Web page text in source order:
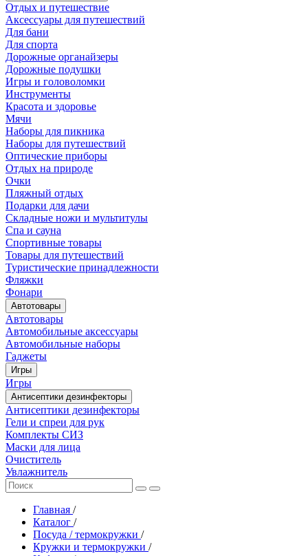
Отдых и путешествие
Аксессуары для путешествий
Для бани
Для спорта
Дорожные органайзеры
Дорожные подушки
Игры и головоломки
Инструменты
Красота и здоровье
Мячи
Наборы для пикника
Наборы для путешествий
Оптические приборы
Отдых на природе
Очки
Пляжный отдых
Подарки для дачи
Складные ножи и мультитулы
Спа и сауна
Спортивные товары
Товары для путешествий
Туристические принадлежности
Фляжки
Фонари
Автотовары
Автотовары
Автомобильные аксессуары
Автомобильные наборы
Гаджеты
Игры
Игры
Антисептики дезинфекторы
Антисептики дезинфекторы
Гели и спреи для рук
Комплекты СИЗ
Маски для лица
Очиститель
Увлажнитель
Главная /
Каталог /
Посуда / термокружки /
Кружки и термокружки /